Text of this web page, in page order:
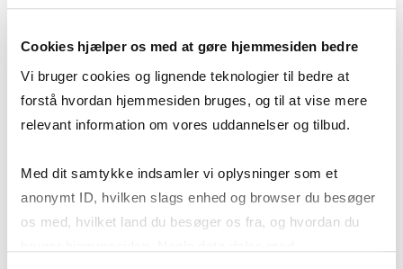
Cookies hjælper os med at gøre hjemmesiden bedre
Vi bruger cookies og lignende teknologier til bedre at
forstå hvordan hjemmesiden bruges, og til at vise mere
relevant information om vores uddannelser og tilbud.
Med dit samtykke indsamler vi oplysninger som et
anonymt ID, hvilken slags enhed og browser du besøger
os med, hvilket land du besøger os fra, og hvordan du
Programme
Programme
Hvis du indberetter overtrædelser til
whistleblowerordningen
Cookiepolitik